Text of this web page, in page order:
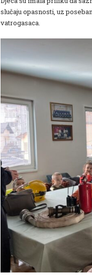
slučaju opasnosti, uz
vatrogasaca.